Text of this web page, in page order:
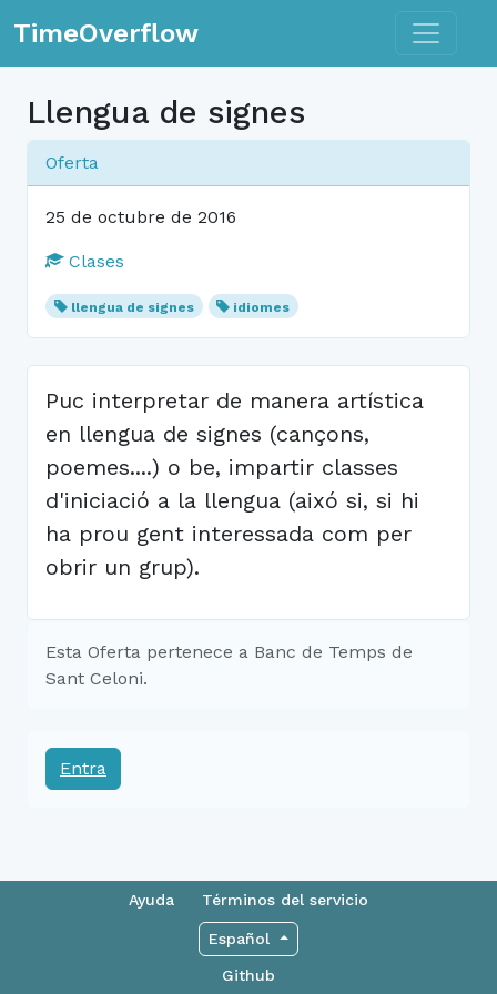
TimeOverflow Toggle
Llengua de signes
Oferta
25 de octubre de 2016
Clases
llengua de signes idiomes
Puc interpretar de manera artística
en llengua de signes (cançons,
poemes....) o be, impartir classes
d'iniciació a la llengua (aixó si, si hi
ha prou gent interessada com per
obrir un grup).
Esta Oferta pertenece a Banc de Temps de
Sant Celoni.
Entra
Ayuda Términos del servicio
Español
Github